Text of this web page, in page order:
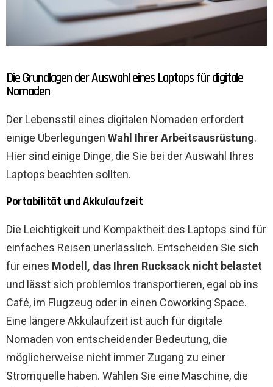
Die Grundlagen der Auswahl eines Laptops für digitale
Nomaden
Der Lebensstil eines digitalen Nomaden erfordert
einige Überlegungen Wahl Ihrer Arbeitsausrüstung.
Hier sind einige Dinge, die Sie bei der Auswahl Ihres
Laptops beachten sollten.
Portabilität und Akkulaufzeit
Die Leichtigkeit und Kompaktheit des Laptops sind für
einfaches Reisen unerlässlich. Entscheiden Sie sich
für eines Modell, das Ihren Rucksack nicht belastet
und lässt sich problemlos transportieren, egal ob ins
Café, im Flugzeug oder in einen Coworking Space.
Eine längere Akkulaufzeit ist auch für digitale
Nomaden von entscheidender Bedeutung, die
möglicherweise nicht immer Zugang zu einer
Stromquelle haben. Wählen Sie eine Maschine, die